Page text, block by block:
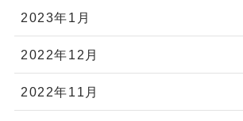
2023年1月
2022年12月
2022年11月